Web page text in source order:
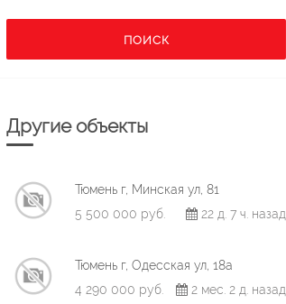
ПОИСК
Другие объекты
Тюмень г, Минская ул, 81
5 500 000 руб.
22 д. 7 ч. назад
Тюмень г, Одесская ул, 18а
4 290 000 руб.
2 мес. 2 д. назад